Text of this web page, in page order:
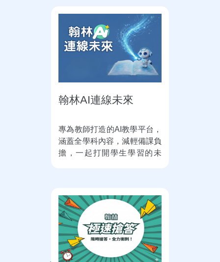
翰林AI連線未來
專為教師打造的AI教學平台，
涵蓋全學科內容，減輕備課負
擔，一起打開學生學習的未